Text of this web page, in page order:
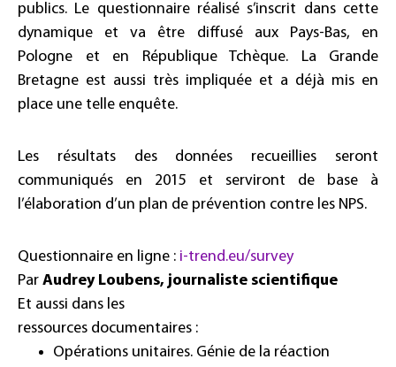
publics. Le questionnaire réalisé s’inscrit dans cette
dynamique et va être diffusé aux Pays-Bas, en
Pologne et en République Tchèque. La Grande
Bretagne est aussi très impliquée et a déjà mis en
place une telle enquête.
Les résultats des données recueillies seront
communiqués en 2015 et serviront de base à
l’élaboration d’un plan de prévention contre les NPS.
Questionnaire en ligne : i-trend.eu/survey
Par Audrey Loubens, journaliste scientifique
Et aussi dans les
ressources documentaires :
Opérations unitaires. Génie de la réaction